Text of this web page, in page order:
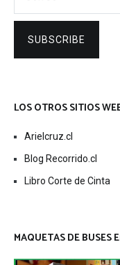
SUBSCRIBE
LOS OTROS SITIOS
Arielcruz.cl
Blog Recorrido.cl
Libro Corte de Cinta
MAQUETAS DE BUSES